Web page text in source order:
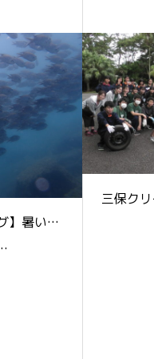
】暑い…
三保ク